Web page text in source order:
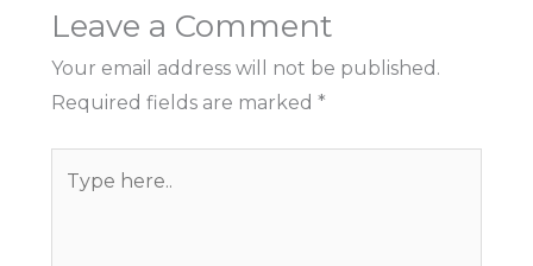
Leave a Comment
Your email address will not be published.
Required fields are marked *